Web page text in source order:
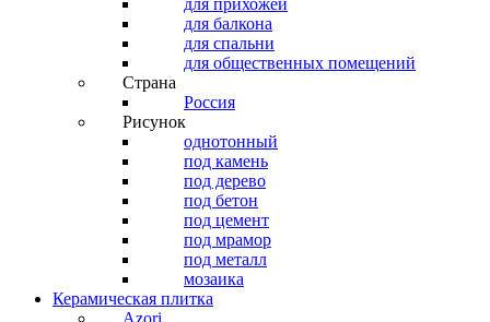
для прихожей
для балкона
для спальни
для общественных помещений
Страна
Россия
Рисунок
однотонный
под камень
под дерево
под бетон
под цемент
под мрамор
под металл
мозаика
Керамическая плитка
Azori